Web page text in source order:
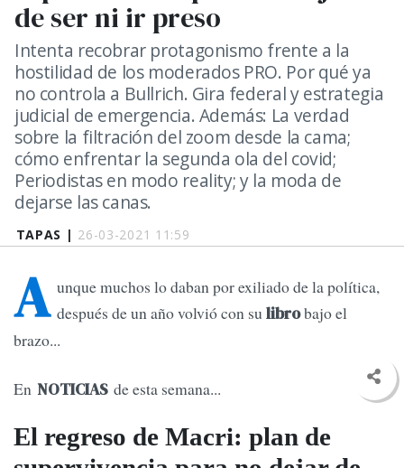
TAPAS | 26-03-2021 11:59
de ser ni ir preso
Intenta recobrar protagonismo frente a la
hostilidad de los moderados PRO. Por qué ya
no controla a Bullrich. Gira federal y estrategia
judicial de emergencia. Además: La verdad
sobre la filtración del zoom desde la cama;
cómo enfrentar la segunda ola del covid;
Periodistas en modo reality; y la moda de
dejarse las canas.
A unque muchos lo daban por exiliado de la política,
después de un año volvió con sulibrobajo el
brazo...
En NOTICIAS de esta semana...
El regreso de Macri: plan de